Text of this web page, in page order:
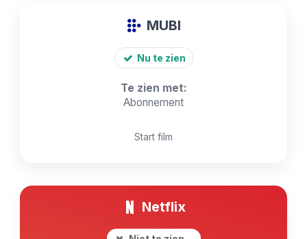
MUBI
Nu te zien
Te zien met:
Abonnement
Start film
Netflix